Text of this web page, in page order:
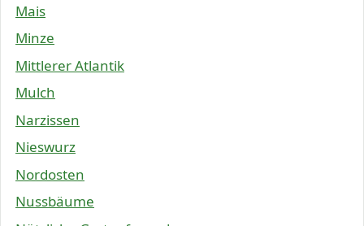
Mais
Minze
Mittlerer Atlantik
Mulch
Narzissen
Nieswurz
Nordosten
Nussbäume